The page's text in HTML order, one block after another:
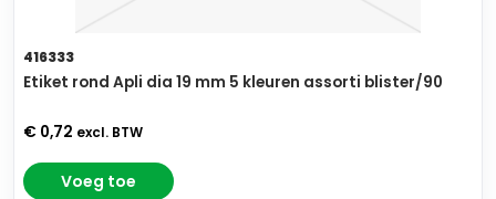
416333
Etiket rond Apli dia 19 mm 5 kleuren assorti blister/90
€ 0,72 excl. BTW
Voeg toe